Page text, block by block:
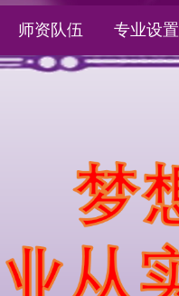
师资队伍 专业设置